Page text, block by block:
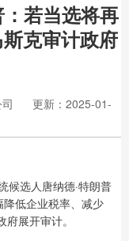
若当选将再
克审计政府
更新：2025-01-
候选人唐纳德·特朗普
低企业税率、减少
展开审计。